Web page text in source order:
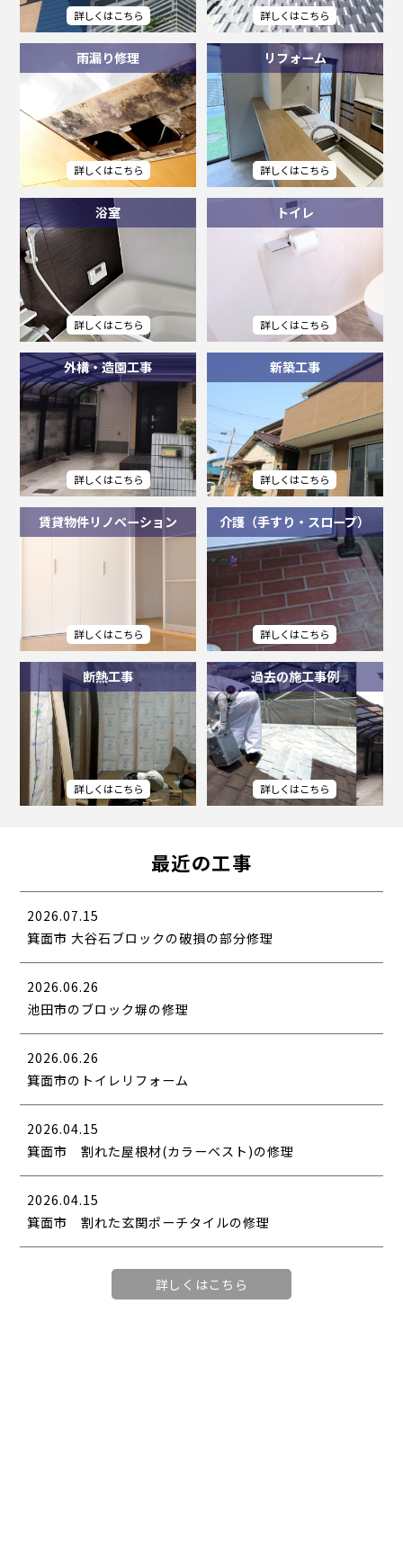
雨漏り修理 リフォーム
浴室 トイレ
外構・造園工事 新築工事
賃貸物件リノベーション 介護（手すり・スロープ）
断熱工事 過去の施工事例
最近の工事
2026.07.15
箕面市 大谷石ブロックの破損の部分修理
2026.06.26
池田市のブロック塀の修理
2026.06.26
箕面市のトイレリフォーム
2026.04.15
箕面市 割れた屋根材(カラーベスト)の修理
2026.04.15
箕面市 割れた玄関ポーチタイルの修理
詳しくはこちら